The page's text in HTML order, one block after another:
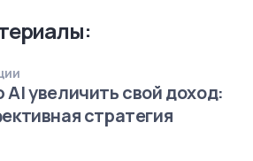
увеличить свой доход:
стратегия